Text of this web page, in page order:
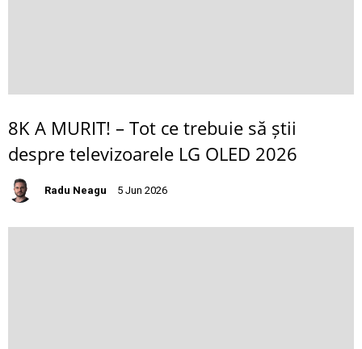
8K A MURIT! – Tot ce trebuie să știi
despre televizoarele LG OLED 2026
Radu Neagu 5 Jun 2026